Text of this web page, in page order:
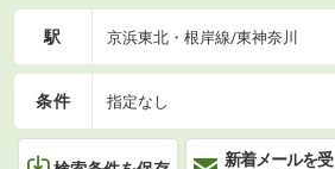
駅 京浜東北・根岸線/東神奈川
条件 指定なし
新着メールを受